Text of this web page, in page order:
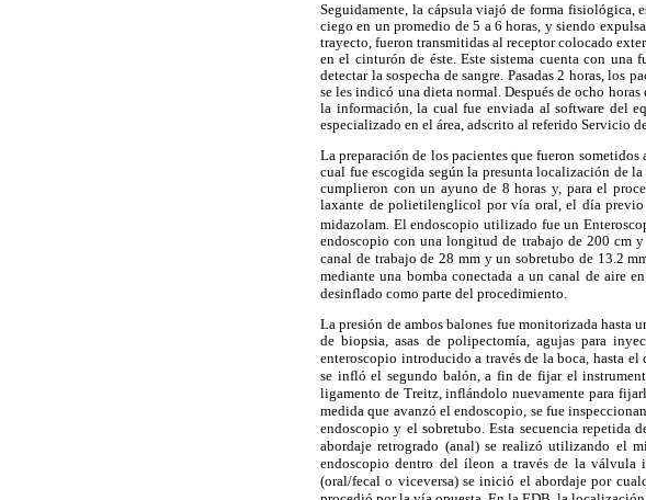
Seguidamente, la cápsula viajó de forma fisiológica,
ciego en un promedio de 5 a 6 horas, y siendo
trayecto, fueron transmitidas al receptor colocado
en el cinturón de éste. Este sistema cuenta con
detectar la sospecha de sangre. Pasadas 2 horas, los
se les indicó una dieta normal. Después de ocho
la información, la cual fue enviada al software del
especializado en el área, adscrito al referido Servicio
La preparación de los pacientes que fueron
cual fue escogida según la presunta localización de
cumplieron con un ayuno de 8 horas y, para el
laxante de polietilenglicol por vía oral, el día
midazolam. El endoscopio utilizado fue un
endoscopio con una longitud de trabajo de 200 cm
canal de trabajo de 28 mm y un sobretubo de 13.2
mediante una bomba conectada a un canal de aire en
desinflado como parte del procedimiento.
La presión de ambos balones fue monitorizada hasta
de biopsia, asas de polipectomía, agujas para
enteroscopio introducido a través de laboca, hasta
se infló el segundo balón, a fin de fijar el
ligamento de Treitz,inflándolo nuevamente para
medidaque avanzó el endoscopio, se fue
endoscopio y el sobretubo. Esta secuencia repetida
abordaje retrogrado (anal) se realizó utilizando el
endoscopio dentro del íleon a través de la válvula
(oral/fecal o viceversa) se inició el abordaje por